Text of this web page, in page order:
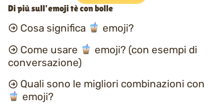
Di più sull’emoji tè con bolle
Cosa significa
emoji?
Come usare
emoji? (con esempi di
conversazione)
Quali sono le migliori combinazioni con
emoji?